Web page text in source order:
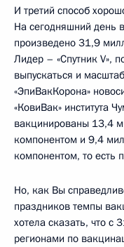
И третий способ
На сегодняшний день
произведено 31,9
Лидер – «Спутник V»,
выпускаться и
«ЭпиВакКорона»
«КовиВак» института
вакцинированы 13,4
компонентом и 9,4
компонентом, то есть
Но, как Вы
праздников темпы
хотела сказать, что с
регионами по